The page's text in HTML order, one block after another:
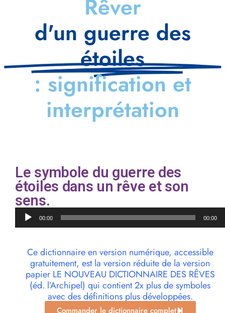
Rêver
d'un guerre des
étoiles
: signification et
interprétation
Le symbole du guerre des
étoiles dans un rêve et son
sens.
Lecteur
audio00:00 00:00
Ce dictionnaire en version numérique, accessible
gratuitement, est la version réduite de la version
papier LE NOUVEAU DICTIONNAIRE DES RÊVES
(éd. l’Archipel) qui contient 2x plus de symboles
avec des définitions plus développées.
Commander le dictionnaire complet